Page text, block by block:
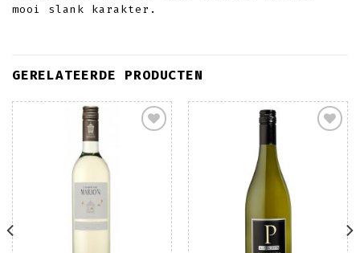
mooi slank karakter.
GERELATEERDE PRODUCTEN
wenslijst